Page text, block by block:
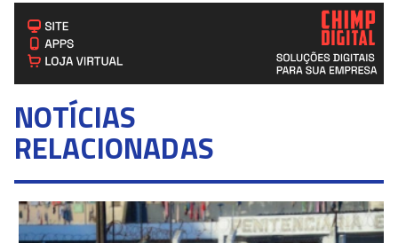
NOTÍCIAS
RELACIONADAS